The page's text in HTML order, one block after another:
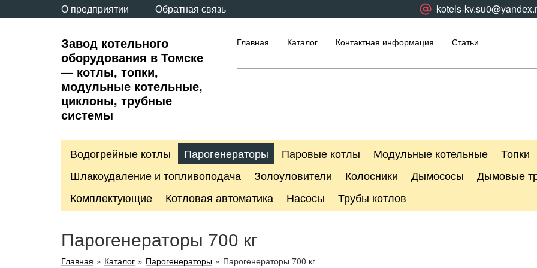
О предприятии Обратная связь kotels-
Завод котельного
оборудования в Томске
— котлы, топки,
модульные котельные,
циклоны, трубные
системы
Главная Каталог Контактная информация Статьи
Водогрейные котлы Парогенераторы Паровые котлы Модульные котельные
Топки
Шлакоудаление и топливоподача
Золоуловители Колосники Дымососы
Дымовые
Комплектующие
Котловая автоматика Насосы Трубы котлов
Парогенераторы 700 кг
Главная » Каталог » Парогенераторы » Парогенераторы 700 кг